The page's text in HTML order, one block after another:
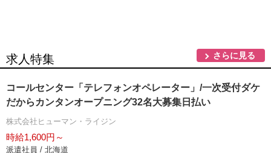
求人特集 さらに見る
コールセンター「テレフォンオペレーター」/一次受付ダケ
だからカンタンオープニング32名大募集日払い
株式会社ヒューマン・ライジン
時給1,600円～
派遣社員 / 北海道